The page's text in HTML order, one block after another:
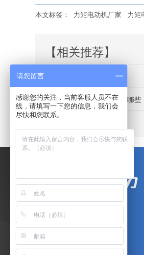
本文标签： 力矩电动机厂家 力矩
【相关推荐】
力矩电机收货后的检查工作
力矩电机收卷不齐的原因有哪些
请您留言
感谢您的关注，当前客服人员不在
线，请填写一下您的信息，我们会
尽快和您联系。